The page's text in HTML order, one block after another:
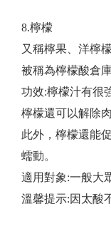
8.檸檬
又稱檸果、洋檸
被稱為檸檬酸倉庫
功效:檸檬汁有很
檸檬還可以解除
此外，檸檬還能
蠕動。
適用對象:一般大
溫馨提示:因太酸